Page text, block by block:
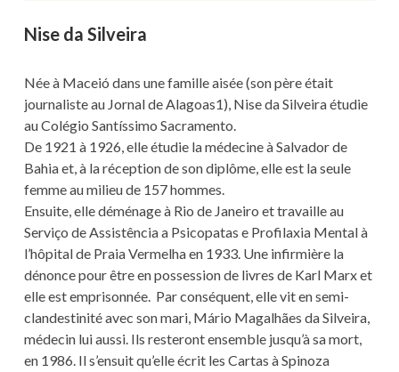
Nise da Silveira
Née à Maceió dans une famille aisée (son père était
journaliste au Jornal de Alagoas1), Nise da Silveira étudie
au Colégio Santíssimo Sacramento.
De 1921 à 1926, elle étudie la médecine à Salvador de
Bahia et, à la réception de son diplôme, elle est la seule
femme au milieu de 157 hommes.
Ensuite, elle déménage à Rio de Janeiro et travaille au
Serviço de Assistência a Psicopatas e Profilaxia Mental à
l’hôpital de Praia Vermelha en 1933. Une infirmière la
dénonce pour être en possession de livres de Karl Marx et
elle est emprisonnée. Par conséquent, elle vit en semi-
clandestinité avec son mari, Mário Magalhães da Silveira,
médecin lui aussi. Ils resteront ensemble jusqu’à sa mort,
en 1986. Il s’ensuit qu’elle écrit les Cartas à Spinoza